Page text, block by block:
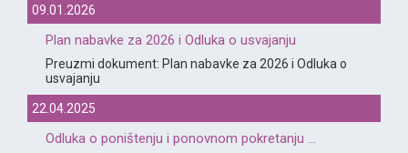
09.01.2026
Plan nabavke za 2026 i Odluka o usvajanju
Preuzmi dokument: Plan nabavke za 2026 i Odluka o
usvajanju
22.04.2025
Odluka o poništenju i ponovnom pokretanju ...